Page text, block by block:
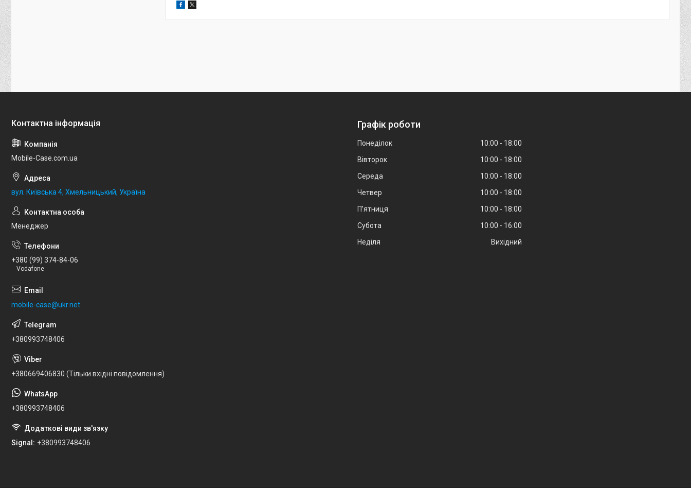
Mobile-Case.com.ua
вул. Київська 4, Хмельницький, Україна
Менеджер
+380 (99) 374-84-06
Vodafone
mobile-case@ukr.net
+380993748406
+380669406830 (Тільки вхідні повідомлення)
+380993748406
Signal +380993748406
Графік роботи
Понеділок 10:00
18:00
Вівторок
10:00
18:00
Середа
10:00
18:00
Четвер
10:00
18:00
Пʼятниця
10:00
18:00
Субота
10:00
16:00
Неділя
Вихідний